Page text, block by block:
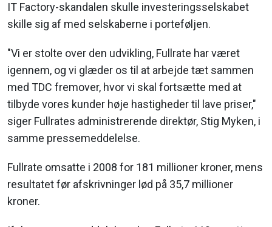
IT Factory-skandalen skulle investeringsselskabet
skille sig af med selskaberne i porteføljen.
"Vi er stolte over den udvikling, Fullrate har været
igennem, og vi glæder os til at arbejde tæt sammen
med TDC fremover, hvor vi skal fortsætte med at
tilbyde vores kunder høje hastigheder til lave priser,"
siger Fullrates administrerende direktør, Stig Myken, i
samme pressemeddelelse.
Fullrate omsatte i 2008 for 181 millioner kroner, mens
resultatet før afskrivninger lød på 35,7 millioner
kroner.